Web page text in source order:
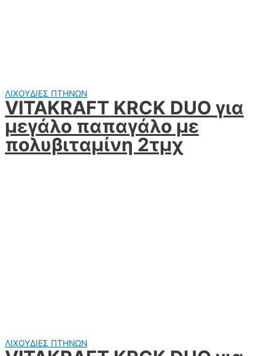
ΛΙΧΟΥΔΙΕΣ ΠΤΗΝΩΝ
VITAKRAFT KRCK DUO για
μεγάλο παπαγάλο με
πολυβιταμίνη 2τμχ
ΛΙΧΟΥΔΙΕΣ ΠΤΗΝΩΝ